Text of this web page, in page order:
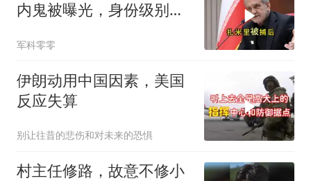
内鬼被曝光，身份级别很
军科零零
伊朗动用中国因素，美国
反应失算
别让往昔的悲伤和对未来的恐惧
村主任修路，故意不修小